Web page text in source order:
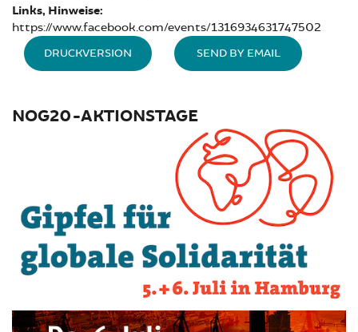
Links, Hinweise:
https://www.facebook.com/events/1316934631747502
DRUCKVERSION SEND BY EMAIL
NOG20-AKTIONSTAGE